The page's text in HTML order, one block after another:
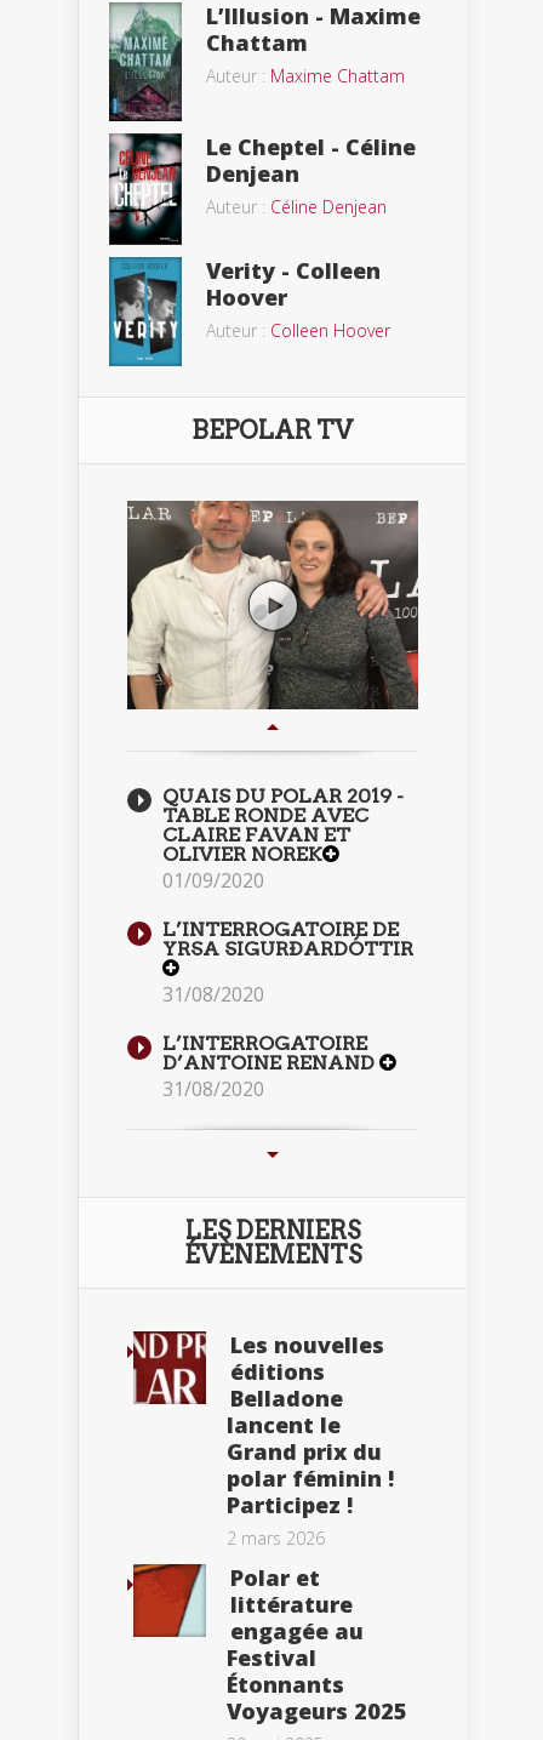
L’Illusion - Maxime
Chattam
Auteur : Maxime Chattam
Le Cheptel - Céline
Denjean
Auteur : Céline Denjean
Verity - Colleen
Hoover
Auteur : Colleen Hoover
BEPOLAR TV
QUAIS DU POLAR 2019 -
TABLE RONDE AVEC
CLAIRE FAVAN ET
OLIVIER NOREK
01/09/2020
L’INTERROGATOIRE DE
YRSA SIGURÐARDÓTTIR
31/08/2020
L’INTERROGATOIRE
D’ANTOINE RENAND
31/08/2020
LES DERNIERS
ÉVÈNEMENTS
Les nouvelles
éditions
Belladone
lancent le
Grand prix du
polar féminin !
Participez !
2 mars 2026
Polar et
littérature
engagée au
Festival
Étonnants
Voyageurs 2025